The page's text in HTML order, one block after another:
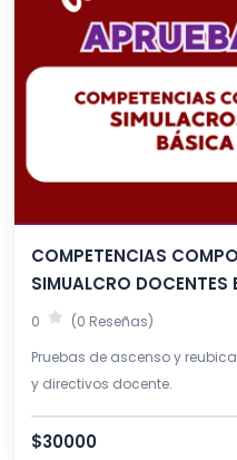
COMPETENCIAS
SIMUALCRO
0 (0 Reseñas)
Pruebas de ascenso y
y directivos docente.
$30000